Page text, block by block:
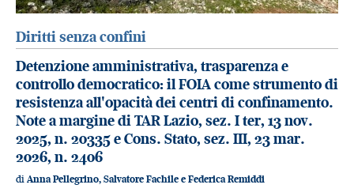
Diritti senza confini
Detenzione amministrativa, trasparenza e
controllo democratico: il FOIA come strumento di
resistenza all'opacità dei centri di confinamento.
Note a margine di TAR Lazio, sez. I ter, 13 nov.
2025, n. 20335 e Cons. Stato, sez. III, 23 mar.
2026, n. 2406
di Anna Pellegrino, Salvatore Fachile e Federica Remiddi